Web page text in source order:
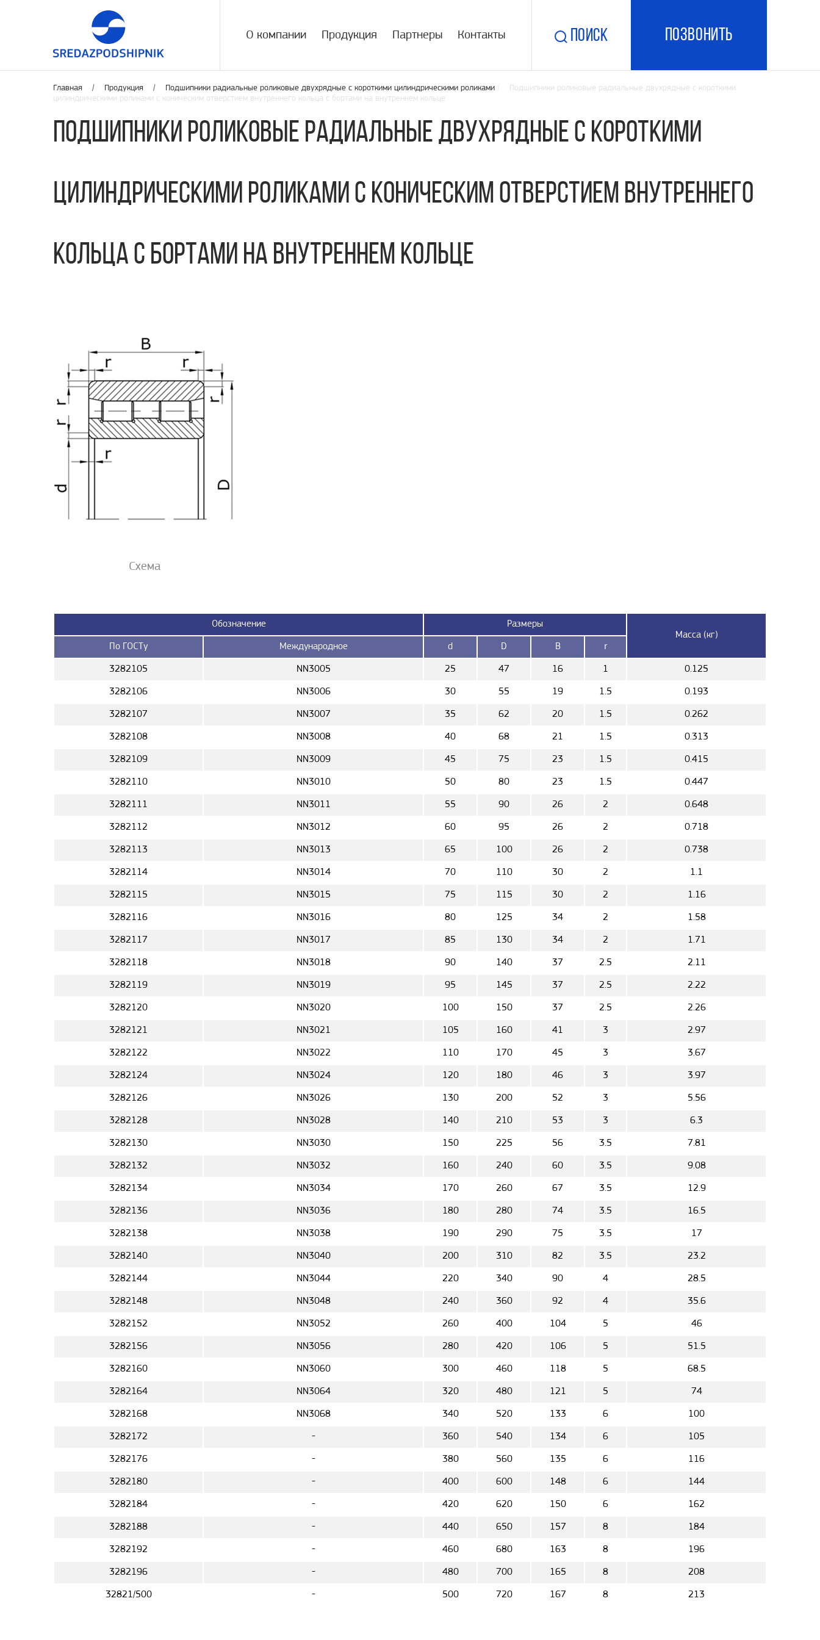
О компании Продукция Партнеры Контакты Поиск ПОзвонить
Главная / Продукция / Подшипники радиальные роликовые двухрядные с короткими цилиндрическими роликами / Подшипники роликовые радиальные двухрядные с короткими
цилиндрическими роликами с коническим отверстием внутреннего кольца с бортами на внутреннем кольце
Подшипники роликовые радиальные двухрядные с короткими
цилиндрическими роликами с коническим отверстием внутреннего
кольца с бортами на внутреннем кольце
Схема
Обозначение
Размеры
Масса (кг)
По ГОСТу
Международное d D B r
3282105 NN3005 25 47 16 1 0.125
3282106 NN3006 30 55 19 1.5 0.193
3282107 NN3007 35 62 20 1.5 0.262
3282108 NN3008 40 68 21 1.5 0.313
3282109 NN3009 45 75 23 1.5 0.415
3282110 NN3010 50 80 23 1.5 0.447
3282111 NN3011 55 90 26 2 0.648
3282112 NN3012 60 95 26 2 0.718
3282113 NN3013 65 100 26 2 0.738
3282114 NN3014 70 110 30 2 1.1
3282115 NN3015 75 115 30 2 1.16
3282116 NN3016 80 125 34 2 1.58
3282117 NN3017 85 130 34 2 1.71
3282118 NN3018 90 140 37 2.5 2.11
3282119 NN3019 95 145 37 2.5 2.22
3282120 NN3020 100 150 37 2.5 2.26
3282121 NN3021 105 160 41 3 2.97
3282122 NN3022 110 170 45 3 3.67
3282124 NN3024 120 180 46 3 3.97
3282126 NN3026 130 200 52 3 5.56
3282128 NN3028 140 210 53 3 6.3
3282130 NN3030 150 225 56 3.5 7.81
3282132 NN3032 160 240 60 3.5 9.08
3282134 NN3034 170 260 67 3.5 12.9
3282136 NN3036 180 280 74 3.5 16.5
3282138 NN3038 190 290 75 3.5 17
3282140 NN3040 200 310 82 3.5 23.2
3282144 NN3044 220 340 90 4 28.5
3282148 NN3048 240 360 92 4 35.6
3282152 NN3052 260 400 104 5 46
3282156 NN3056 280 420 106 5 51.5
3282160 NN3060 300 460 118 5 68.5
3282164 NN3064 320 480 121 5 74
3282168 NN3068 340 520 133 6 100
3282172 - 360 540 134 6 105
3282176 - 380 560 135 6 116
3282180 - 400 600 148 6 144
3282184 - 420 620 150 6 162
3282188 - 440 650 157 8 184
3282192 - 460 680 163 8 196
3282196 - 480 700 165 8 208
32821/500 - 500 720 167 8 213